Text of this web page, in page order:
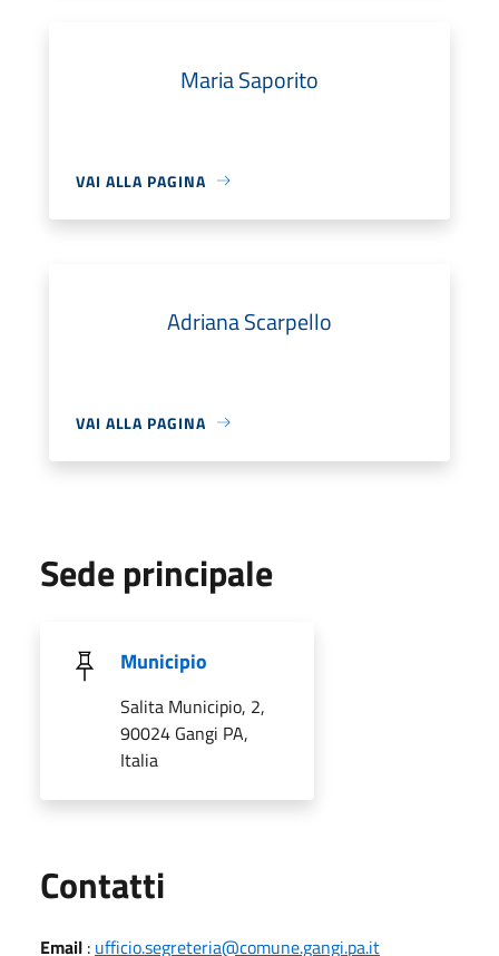
Maria Saporito
VAI ALLA PAGINA
Adriana Scarpello
VAI ALLA PAGINA
Sede principale
Municipio
Salita Municipio, 2,
90024 Gangi PA,
Italia
Contatti
Email : ufficio.segreteria@comune.gangi.pa.it